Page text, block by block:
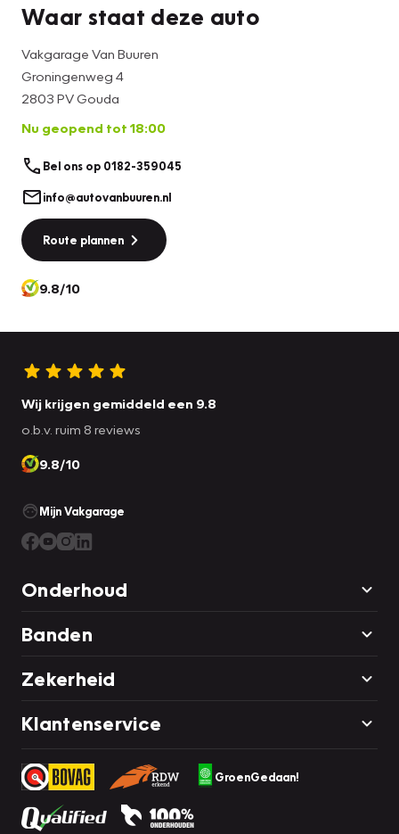
Waar staat deze auto
Vakgarage Van Buuren
Groningenweg 4
2803 PV Gouda
Nu geopend tot 18:00
Bel ons op 0182-359045
info@autovanbuuren.nl
Route plannen
9.8/10
Wij krijgen gemiddeld een 9.8
o.b.v. ruim 8 reviews
9.8/10
Mijn Vakgarage
Onderhoud
Banden
Zekerheid
Klantenservice
GroenGedaan!